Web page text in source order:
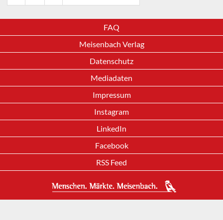
FAQ
Meisenbach Verlag
Datenschutz
Mediadaten
Impressum
Instagram
LinkedIn
Facebook
RSS Feed